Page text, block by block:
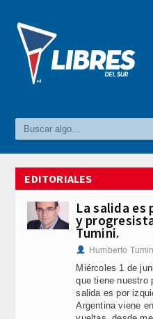
EDITORIALES
La salida es
y
Tumini.
Humberto
Miércoles 1 de
que tiene nuestro
salida es por
Argentina viene